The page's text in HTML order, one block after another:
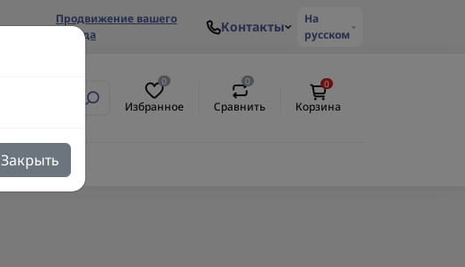
Продвижение вашего
бренда
Контакты
На
русском
0
Избранное
0
Сравнить
0
Корзина
Закрыть